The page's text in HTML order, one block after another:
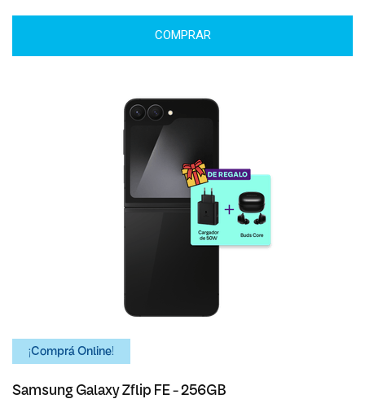
COMPRAR
¡Comprá Online!
Samsung Galaxy Zflip FE - 256GB